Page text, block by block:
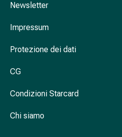
intimi
Mestruazioni
Newsletter
Impressum
Protezione dei dati
CG
Condizioni Starcard
Chi siamo